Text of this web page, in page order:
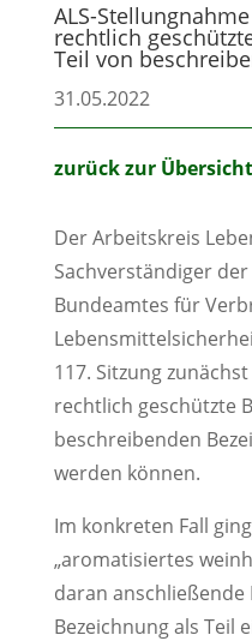
ALS-
rechtlich
Teil von
31.05.2022
zurück zur Übersicht
Der Arbeitskreis
Sachverständiger
Bundeamtes für
117. Sitzung
rechtlich geschützte
beschreibenden
werden können.
Im konkreten Fall
„aromatisiertes
daran anschließende
Bezeichnung als Teil